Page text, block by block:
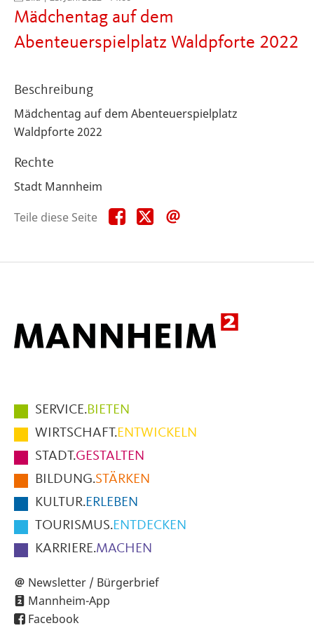
Mädchentag auf dem
Abenteuerspielplatz Waldpforte 2022
Beschreibung
Mädchentag auf dem Abenteuerspielplatz
Waldpforte 2022
Rechte
Stadt Mannheim
Teile diese Seite
Teile
diese
Teile
diese
Hauptmenüpunkte
im
Fußbereich
der
Seite
SERVICE.BIETEN
WIRTSCHAFT.ENTWICKELN
STADT.GESTALTEN
BILDUNG.STÄRKEN
KULTUR.ERLEBEN
TOURISMUS.ENTDECKEN
KARRIERE.MACHEN
Newsletter / Bürgerbrief
Mannheim-App
Facebook